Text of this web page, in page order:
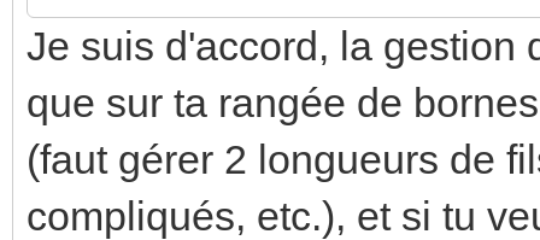
Je suis d'accord, la gestion
que sur ta rangée de
(faut gérer 2 longueurs de
compliqués, etc.), et si tu